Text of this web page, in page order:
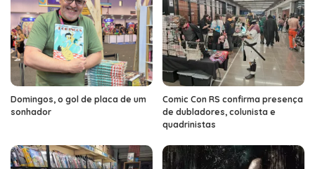
Domingos, o gol de placa de um
sonhador
Comic Con RS confirma presença
de dubladores, colunista e
quadrinistas